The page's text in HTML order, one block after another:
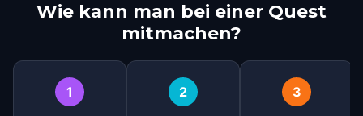
Wie kann man bei einer Quest
mitmachen?
1 2 3